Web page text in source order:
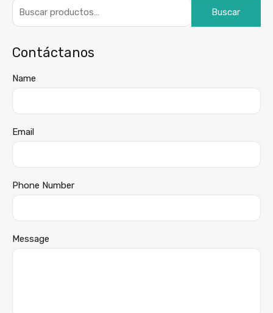
Buscar
Contáctanos
Name
Email
Phone Number
Message